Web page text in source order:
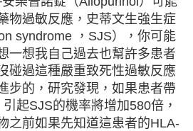
物過敏反應，史蒂文生強生症
syndrome ，SJS），你可能
一想我自己過去也幫許多患者
碰過這種嚴重致死性過敏反應
步的，研究發現，如果患者帶
起SJS的機率將增加580倍，
之前如果先知道這患者的HLA-